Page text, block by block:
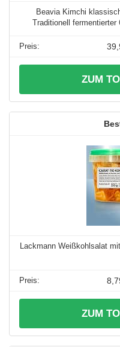
Beavia Kimchi
Traditionell fermentierter
ZUM
Lackmann Weißkohlsalat
ZUM